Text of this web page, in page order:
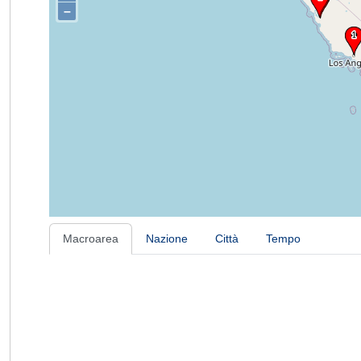
–
Macroarea Nazione Città Tempo